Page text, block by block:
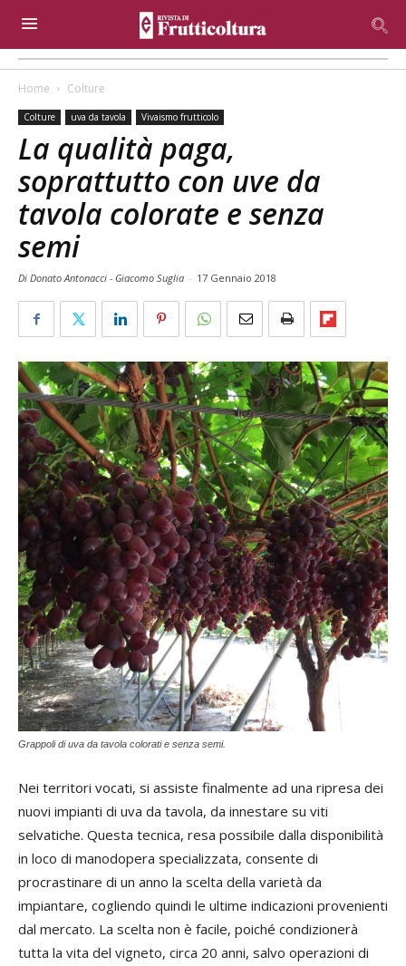
Home Colture
Colture uva da tavola Vivaismo frutticolo
La qualità paga,
soprattutto con uve da
tavola colorate e senza
semi
Di Donato Antonacci - Giacomo Suglia - 17 Gennaio 2018
Grappoli di uva da tavola colorati e senza semi.
Nei territori vocati, si assiste finalmente ad una ripresa dei
nuovi impianti di uva da tavola, da innestare su viti
selvatiche. Questa tecnica, resa possibile dalla disponibilità
in loco di manodopera specializzata, consente di
procrastinare di un anno la scelta della varietà da
impiantare, cogliendo quindi le ultime indicazioni provenienti
dal mercato. La scelta non è facile, poiché condizionerà
tutta la vita del vigneto, circa 20 anni, salvo operazioni di